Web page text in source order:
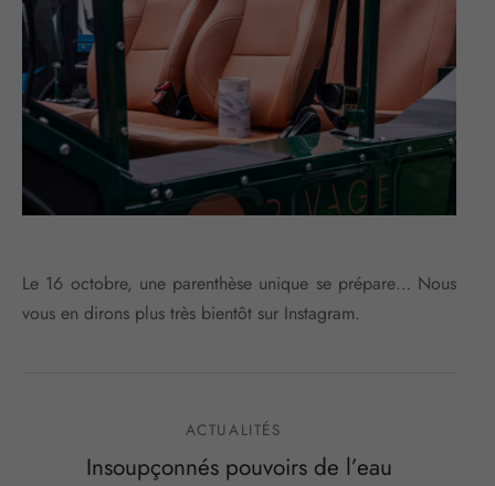
Le 16 octobre, une parenthèse unique se prépare… Nous
vous en dirons plus très bientôt sur Instagram.
ACTUALITÉS
Insoupçonnés pouvoirs de l’eau